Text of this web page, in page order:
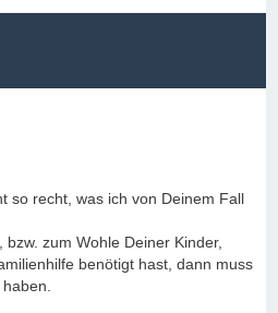
es Kinder den Eltern
steckt, vermute ich alles in allem,
von außen erkennbares Bild
Mannes) sehr verzerrt siehst.
bleiben und das mittels
nachweisen.
dann?
als erwartest Du von
sie Dich „heilen“? Ich denke
dass Du diese Therapien
so recht, was ich von Deinem Fall
zum Wohle Deiner Kinder,
benötigt hast, dann muss